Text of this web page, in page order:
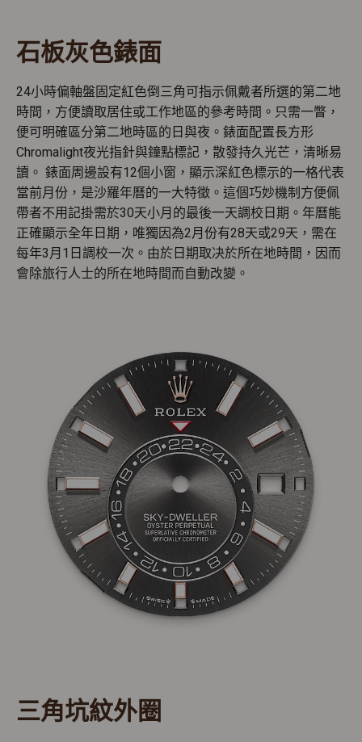
石板灰色錶面
24小時偏軸盤固定紅色倒三角可指示佩戴者所選的第二地
時間，方便讀取居住或工作地區的參考時間。只需一瞥，
便可明確區分第二地時區的日與夜。錶面配置長方形
Chromalight夜光指針與鐘點標記，散發持久光芒，清晰易
讀。 錶面周邊設有12個小窗，顯示深紅色標示的一格代表
當前月份，是沙羅年曆的一大特徵。這個巧妙機制方便佩
帶者不用記掛需於30天小月的最後一天調校日期。年曆能
正確顯示全年日期，唯獨因為2月份有28天或29天，需在
每年3月1日調校一次。由於日期取决於所在地時間，因而
會除旅行人士的所在地時間而自動改變。
三角坑紋外圈